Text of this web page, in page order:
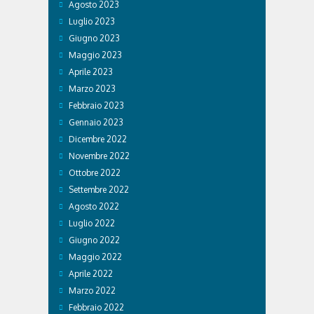
Agosto 2023
Luglio 2023
Giugno 2023
Maggio 2023
Aprile 2023
Marzo 2023
Febbraio 2023
Gennaio 2023
Dicembre 2022
Novembre 2022
Ottobre 2022
Settembre 2022
Agosto 2022
Luglio 2022
Giugno 2022
Maggio 2022
Aprile 2022
Marzo 2022
Febbraio 2022